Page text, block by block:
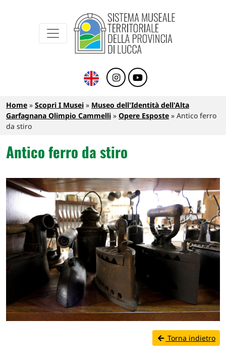
Sistema Museale Territoriale della
Briciole di pane
Home Scopri I Musei
Museo dell'Identità dell'Alta
Garfagnana Olimpio Cammelli
Opere Esposte
Antico ferro
da stiro
Antico ferro da stiro
Torna indietro